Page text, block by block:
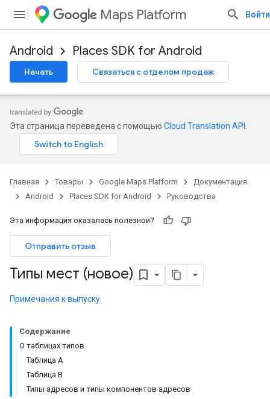
Maps Platform Войти
Android Places SDK for Android
Начать Связаться с отделом продаж
Эта страница переведена с помощью Cloud Translation API
Главная Товары Google Maps Platform
Документация
Android
Places SDK for Android Руководства
Эта информация оказалась полезной?
Отправить отзыв
Типы мест (новое)
Примечания к выпуску
Содержание
О таблицах типов
Таблица А
Таблица B
Типы адресов и типы компонентов адресов